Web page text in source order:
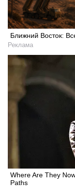
Ближний Восток:
Реклама
Where Are They
Paths